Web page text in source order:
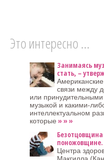
Это интересно ...
Занимаясь
стать, –
связи между
или
музыкой и какими-
интеллектуальном
которые » » »
Безотцовщина
поножовщине.
Центра